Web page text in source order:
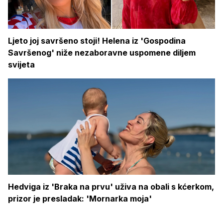
Ljeto joj savršeno stoji! Helena iz 'Gospodina
Savršenog' niže nezaboravne uspomene diljem
svijeta
Hedviga iz 'Braka na prvu' uživa na obali s kćerkom,
prizor je presladak: 'Mornarka moja'